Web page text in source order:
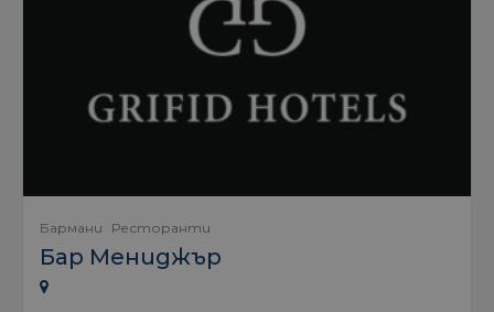
Бармани Ресторанти
Бар Мениджър